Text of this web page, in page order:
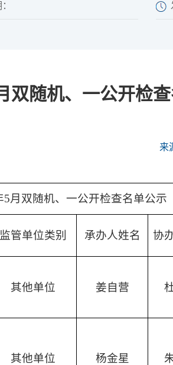
政府开放日 网上
双随机、一公开检
来
月双随机、一公开检查名单公示
监管单位类别 承办人姓名 协
其他单位 姜自营
其他单位 杨金星